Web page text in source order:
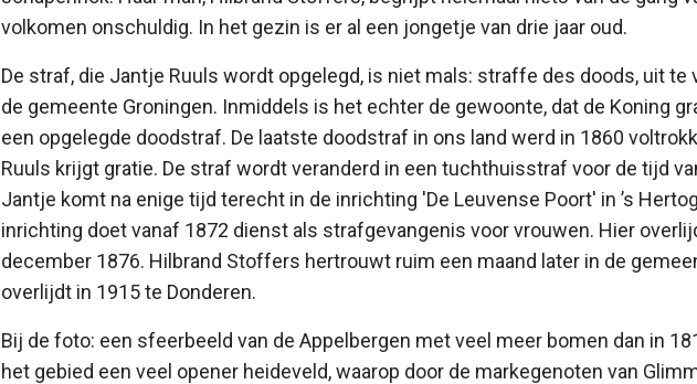
volkomen onschuldig. In het gezin is er al een jongetje van drie jaar oud.
De straf, die Jantje Ruuls wordt opgelegd, is niet mals: straffe des doods, uit te
de gemeente Groningen. Inmiddels is het echter de gewoonte, dat de Koning
een opgelegde doodstraf. De laatste doodstraf in ons land werd in 1860
Ruuls krijgt gratie. De straf wordt veranderd in een tuchthuisstraf voor de tijd
Jantje komt na enige tijd terecht in de inrichting 'De Leuvense Poort' in ’s
inrichting doet vanaf 1872 dienst als strafgevangenis voor vrouwen. Hier
december 1876. Hilbrand Stoffers hertrouwt ruim een maand later in de
overlijdt in 1915 te Donderen.
Bij de foto: een sfeerbeeld van de Appelbergen met veel meer bomen dan in
het gebied een veel opener heideveld, waarop door de markegenoten van